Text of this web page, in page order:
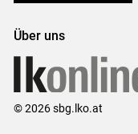
Über uns
© 2026 sbg.lko.at